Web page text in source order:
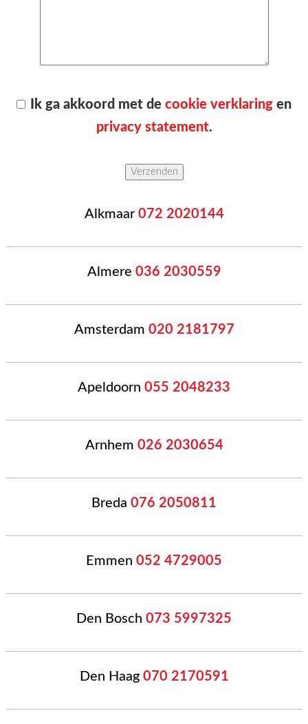
Ik ga akkoord met decookie verklaring en
privacy statement.
Alkmaar 072 2020144
Almere 036 2030559
Amsterdam 020 2181797
Apeldoorn 055 2048233
Arnhem 026 2030654
Breda 076 2050811
Emmen 052 4729005
Den Bosch 073 5997325
Den Haag 070 2170591